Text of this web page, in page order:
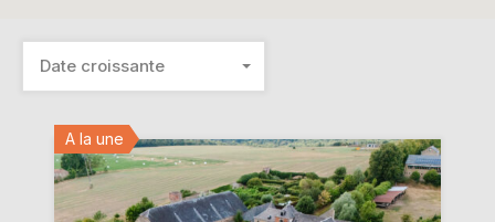
Date croissante
A la une